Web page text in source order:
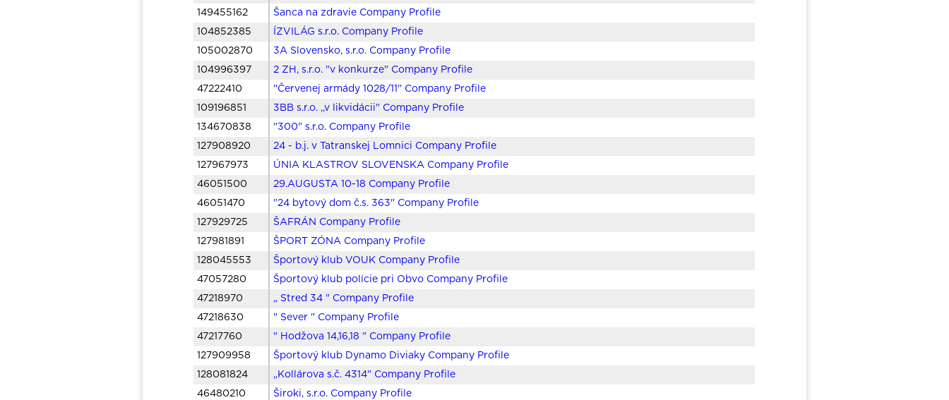
149455162
Šanca na zdravie Company Profile
104852385
ÍZVILÁG s.r.o. Company Profile
105002870
3A Slovensko, s.r.o. Company Profile
104996397
2 ZH, s.r.o. "v konkurze" Company Profile
47222410
"Červenej armády 1028/11" Company Profile
109196851
3BB s.r.o. ,,v likvidácii" Company Profile
134670838
"300" s.r.o. Company Profile
127908920
24 - b.j. v Tatranskej Lomnici Company Profile
127967973
ÚNIA KLASTROV SLOVENSKA Company Profile
46051500
29.AUGUSTA 10-18 Company Profile
46051470
"24 bytový dom č.s. 363" Company Profile
127929725
ŠAFRÁN Company Profile
127981891
ŠPORT ZÓNA Company Profile
128045553
Športový klub VOUK Company Profile
47057280
Športový klub polície pri Obvo Company Profile
47218970
„ Stred 34 " Company Profile
47218630
" Sever " Company Profile
47217760
" Hodžova 14,16,18 " Company Profile
127909958
Športový klub Dynamo Diviaky Company Profile
128081824
„Kollárova s.č. 4314" Company Profile
46480210
Široki, s.r.o. Company Profile